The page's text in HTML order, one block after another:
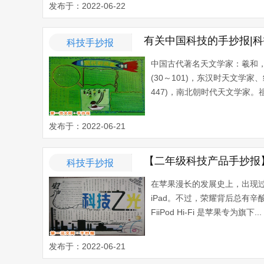
发布于：2022-06-22
科技手抄报 有关中国科技的手抄报|
中国古代著名天文学家：羲和
(30～101)，东汉时天文学家
447)，南北朝时代天文学家。
发布于：2022-06-21
科技手抄报 【二年级科技产品手抄
在苹果漫长的发展史上，出现
iPad。不过，荣耀背后总有辛
FiiPod Hi-Fi 是苹果专为旗下...
发布于：2022-06-21